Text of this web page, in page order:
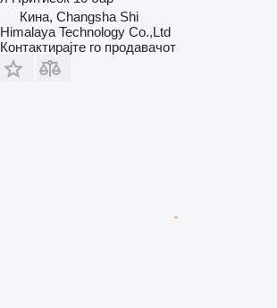
Кина, Changsha Shi
Himalaya Technology Co.,Ltd
Контактирајте го продавачот